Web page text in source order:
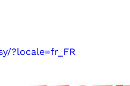
?locale=fr_FR